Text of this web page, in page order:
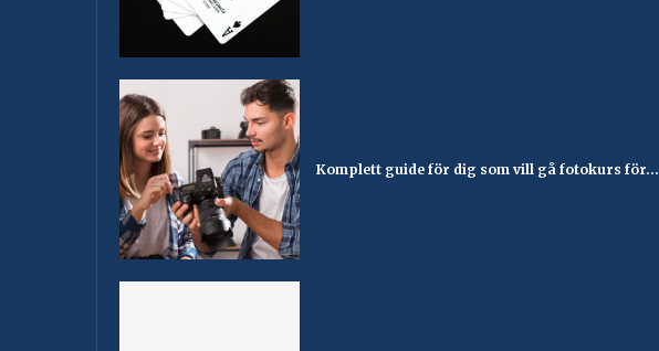
Komplett guide för dig som vill gå fotokurs för...